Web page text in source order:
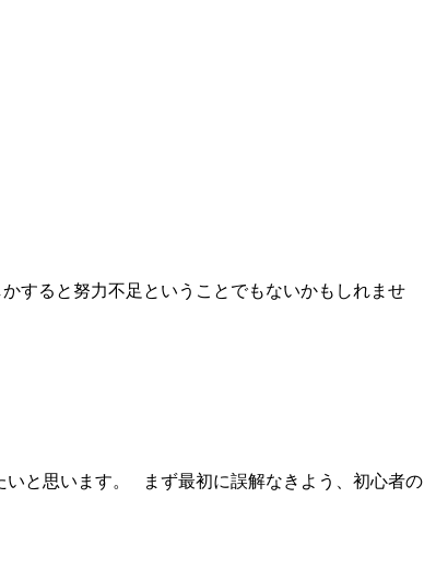
すると努力不足ということでもないかもしれませ
いと思います。 まず最初に誤解なきよう、初心者の